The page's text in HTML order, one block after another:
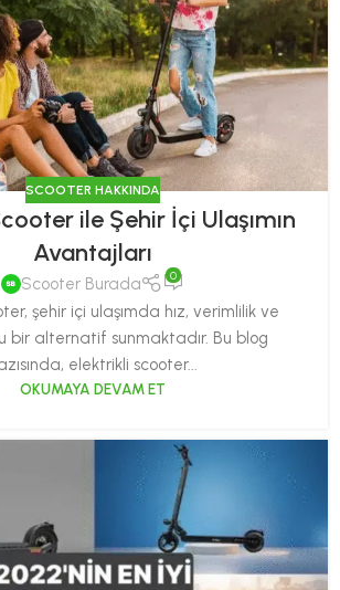
SCOOTER HAKKINDA
ile Şehir İçi Ulaşımın
Avantajları
Scooter Burada 0
şehir içi ulaşımda hız, verimlilik ve
bir alternatif sunmaktadır. Bu blog
elektrikli scooter...
OKUMAYA DEVAM ET